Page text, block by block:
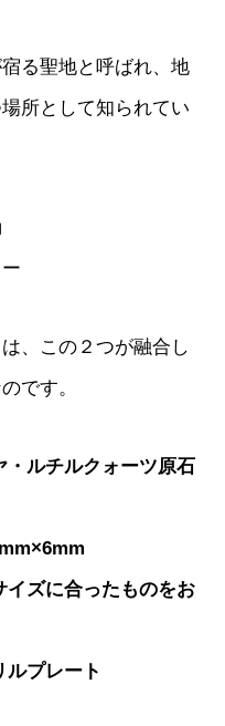
る聖地と呼ばれ、地
所として知られてい
、この２つが融合し
です。
・ルチルクォーツ原石
イズに合ったものをお
ルプレート